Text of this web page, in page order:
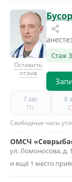
Оставить
отзыв
Стаж
7 авг
Пт
8
Свободные часы
ОМСЧ
ул. Ломоносова, д.
и ещё 1 место